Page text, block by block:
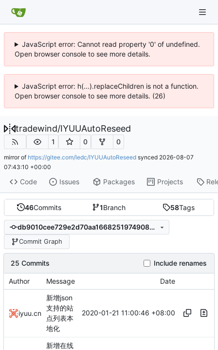
JavaScript error: Cannot read property '0' of undefined.
Open browser console to see more details.
JavaScript error: h(...).replaceChildren is not a function.
Open browser console to see more details. (26)
tradewind/IYUUAutoReseed
1 0 0
mirror of https://gitee.com/ledc/IYUUAutoReseed synced 2026-08-07
07:43:10 +00:00
Code Issues Packages Projects
46Commits 1Branch 58Tags
db9010cee729e2d70aa1668251974908575e8082
Commit Graph
25 Commits Include renames
Author Message Date
iyuu.cn
新增json
支持的站
点列表本
地化
2020-01-21 11:00:46 +08:00
新增在线